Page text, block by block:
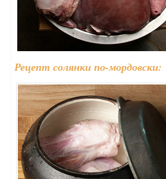
Рецепт солянки по-мордовски: